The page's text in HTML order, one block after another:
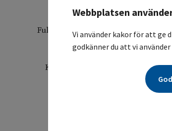
Fullständig protokollstitel
Intra-
Koordinerande sjukhus
Webbplatsen
Vi använder kakor för att ge
godkänner du att vi använder